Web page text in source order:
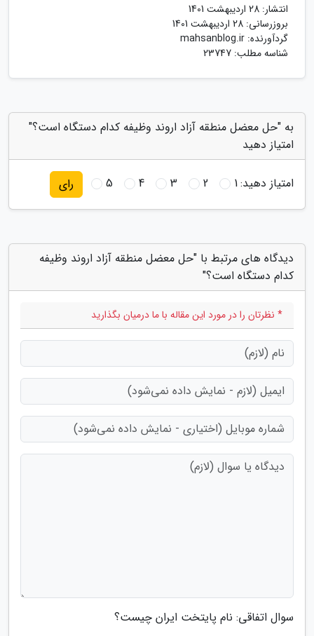
انتشار: 28 اردیبهشت 1401
بروزرسانی: 28 اردیبهشت 1401
گردآورنده: mahsanblog.ir
شناسه مطلب: 23747
به "حل معضل منطقه آزاد اروند وظیفه کدام دستگاه است؟"
امتیاز دهید
امتیاز دهید:1
2
3
4
5 رای
دیدگاه های مرتبط با "حل معضل منطقه آزاد اروند وظیفه
کدام دستگاه است؟"
* نظرتان را در مورد این مقاله با ما درمیان بگذارید
سوال اتفاقی: نام پایتخت ایران چیست؟